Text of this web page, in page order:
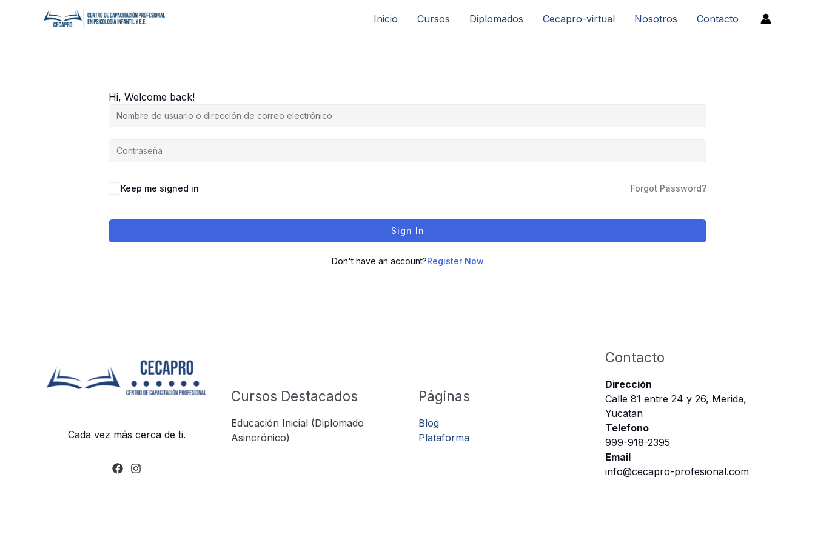
Inicio Cursos Diplomados Cecapro-virtual Nosotros Contacto
Hi, Welcome back!
Keep me signed in Forgot Password?
Sign In
Don't have an account?Register Now
Cada vez más cerca de ti.
Cursos Destacados
Educación Inicial (Diplomado
Asincrónico)
Páginas
Blog
Plataforma
Contacto
Dirección
Calle 81 entre 24 y 26, Merida,
Yucatan
Telefono
999-918-2395
Email
info@cecapro-profesional.com